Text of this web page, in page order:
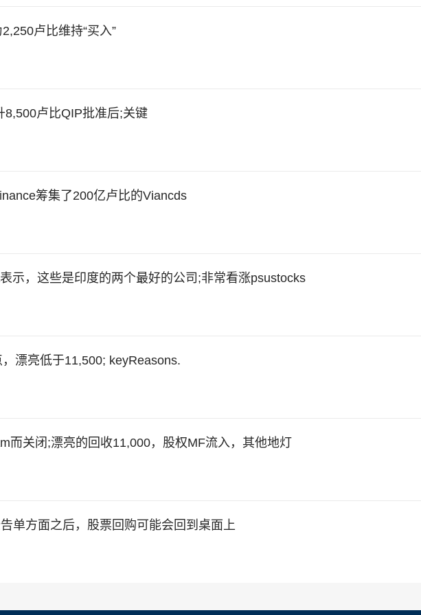
卢比维持“买入”
8,500卢比QIP批准后;关键
筹集了200亿卢比的Viancds
示，这些是印度的两个最好的公司;非常看涨psustocks
漂亮低于11,500; keyReasons.
而关闭;漂亮的回收11,000，股权MF流入，其他地灯
单方面之后，股票回购可能会回到桌面上